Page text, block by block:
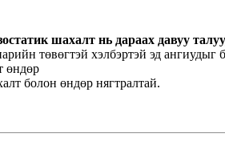
шахалт нь дараах давуу
төвөгтэй хэлбэртэй эд ангиудыг
өндөр
болон өндөр нягтралтай.